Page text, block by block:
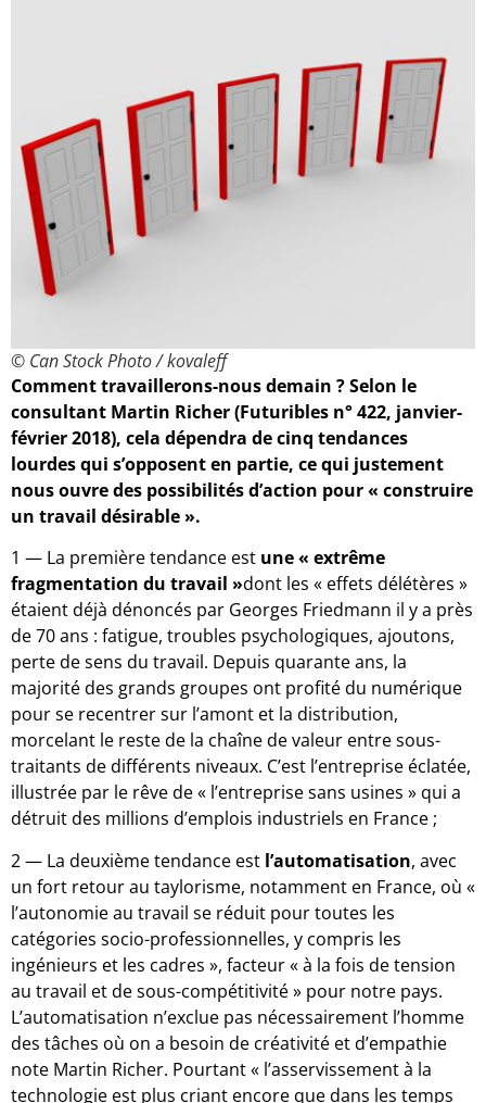
© Can Stock Photo / kovaleff
Comment travaillerons-nous demain ? Selon le
consultant Martin Richer (Futuribles n° 422, janvier-
février 2018), cela dépendra de cinq tendances
lourdes qui s’opposent en partie, ce qui justement
nous ouvre des possibilités d’action pour « construire
un travail désirable ».
1 — La première tendance est une « extrême
fragmentation du travail »dont les « effets délétères »
étaient déjà dénoncés par Georges Friedmann il y a près
de 70 ans : fatigue, troubles psychologiques, ajoutons,
perte de sens du travail. Depuis quarante ans, la
majorité des grands groupes ont profité du numérique
pour se recentrer sur l’amont et la distribution,
morcelant le reste de la chaîne de valeur entre sous-
traitants de différents niveaux. C’est l’entreprise éclatée,
illustrée par le rêve de « l’entreprise sans usines » qui a
détruit des millions d’emplois industriels en France ;
2 — La deuxième tendance est l’automatisation, avec
un fort retour au taylorisme, notamment en France, où «
l’autonomie au travail se réduit pour toutes les
catégories socio-professionnelles, y compris les
ingénieurs et les cadres », facteur « à la fois de tension
au travail et de sous-compétitivité » pour notre pays.
L’automatisation n’exclue pas nécessairement l’homme
des tâches où on a besoin de créativité et d’empathie
note Martin Richer. Pourtant « l’asservissement à la
technologie est plus criant encore que dans les temps